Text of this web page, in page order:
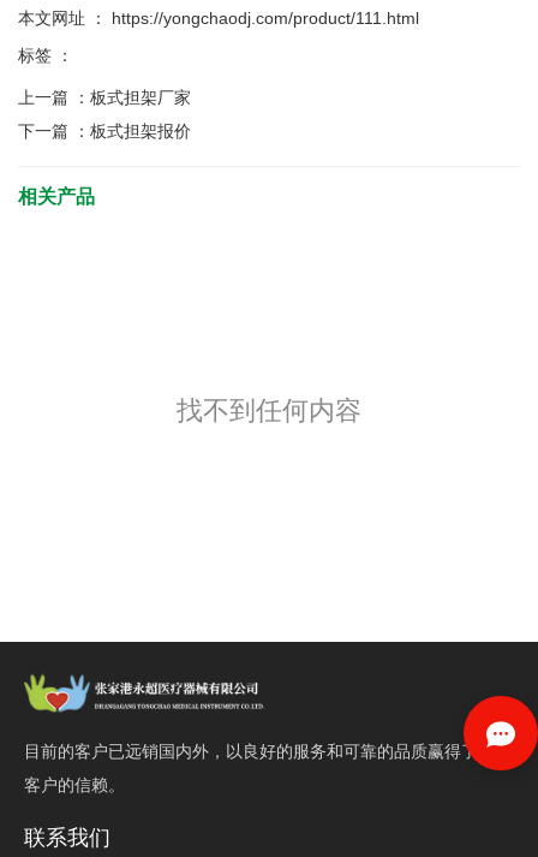
本文网址 ： https://yongchaodj.com/product/111.html
标签 ：
上一篇 ： 板式担架厂家
下一篇 ： 板式担架报价
相关产品
找不到任何内容
目前的客户已远销国内外，以良好的服务和可靠的品质赢得了
客户的信赖。
联系我们